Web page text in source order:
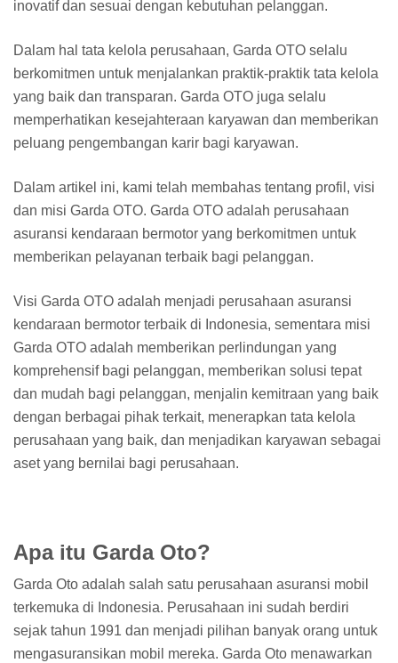
inovatif dan sesuai dengan kebutuhan pelanggan.
Dalam hal tata kelola perusahaan, Garda OTO selalu
berkomitmen untuk menjalankan praktik-praktik tata kelola
yang baik dan transparan. Garda OTO juga selalu
memperhatikan kesejahteraan karyawan dan memberikan
peluang pengembangan karir bagi karyawan.
Dalam artikel ini, kami telah membahas tentang profil, visi
dan misi Garda OTO. Garda OTO adalah perusahaan
asuransi kendaraan bermotor yang berkomitmen untuk
memberikan pelayanan terbaik bagi pelanggan.
Visi Garda OTO adalah menjadi perusahaan asuransi
kendaraan bermotor terbaik di Indonesia, sementara misi
Garda OTO adalah memberikan perlindungan yang
komprehensif bagi pelanggan, memberikan solusi tepat
dan mudah bagi pelanggan, menjalin kemitraan yang baik
dengan berbagai pihak terkait, menerapkan tata kelola
perusahaan yang baik, dan menjadikan karyawan sebagai
aset yang bernilai bagi perusahaan.
Apa itu Garda Oto?
Garda Oto adalah salah satu perusahaan asuransi mobil
terkemuka di Indonesia. Perusahaan ini sudah berdiri
sejak tahun 1991 dan menjadi pilihan banyak orang untuk
mengasuransikan mobil mereka. Garda Oto menawarkan